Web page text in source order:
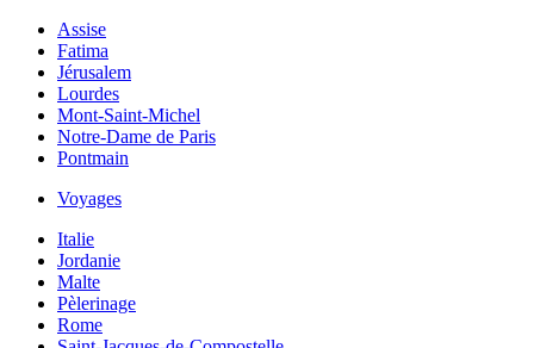
Assise
Fatima
Jérusalem
Lourdes
Mont-Saint-Michel
Notre-Dame de Paris
Pontmain
Voyages
Italie
Jordanie
Malte
Pèlerinage
Rome